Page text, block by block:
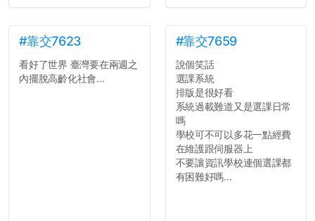
#靠交7623
看好了世界 臺灣要在兩週之
內擺脫高齡化社會...
#靠交7659
說個笑話
選課系統
排版是很好看
系統過載難道又是選課日常
嗎
學校可不可以多花一點經費
在維護跟伺服器上
不要讓資訊學校連個選課都
有困難好嗎...